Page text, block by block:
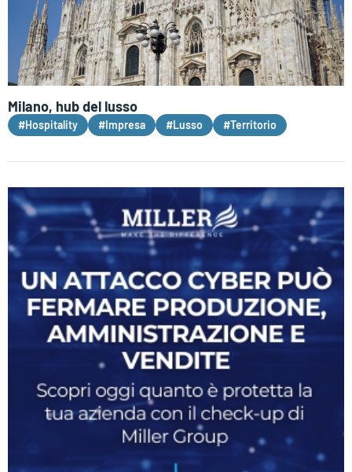
Milano, hub del lusso
#Hospitality #Impresa #Lusso #Territorio